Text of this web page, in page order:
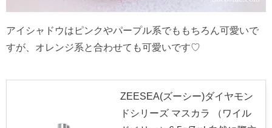
アイシャドウはピンクやパープル系でももちろん可愛いで
すが、オレンジ系と合わせても可愛いです♡
ZEESEA(ズーシー)ダイヤモン
ドシリーズ マスカラ （ワイル